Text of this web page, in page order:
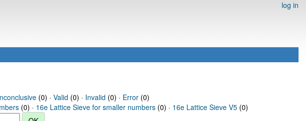
log in
(0) · Valid (0) · Invalid (0) · Error(0)
(0) · 16e Lattice Sieve for smaller numbers (0) · 16e Lattice Sieve V5 (0)